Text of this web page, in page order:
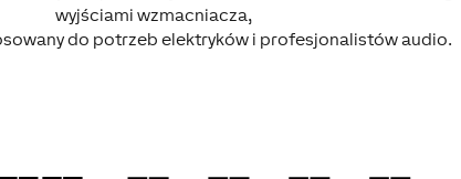
wyjściami wzmacniacza,
do potrzeb elektryków i profesjonalistów audio.